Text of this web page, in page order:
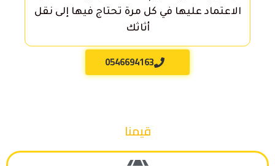
الاعتماد عليها في كل مرة تحتاج فيها إلى نقل
أثاثك
0546694163
قيمنا